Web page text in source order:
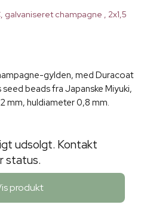
galvaniseret champagne , 2x1,5
gylden, med Duracoat
beads fra Japanske Miyuki,
mm, huldiameter 0,8 mm.
udsolgt. Kontakt
status.
produkt